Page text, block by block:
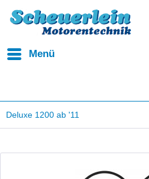
Menü
Deluxe 1200 ab '11